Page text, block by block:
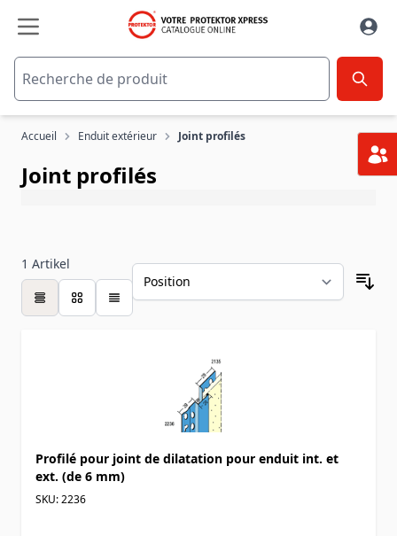
Accueil Enduit extérieur Joint profilés
Joint profilés
1 Artikel
table
Profilé pour joint de dilatation pour enduit int. et
ext. (de 6 mm)
SKU: 2236